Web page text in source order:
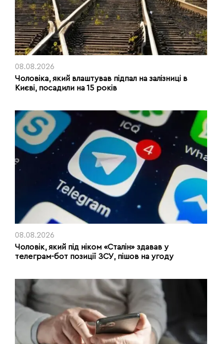
08.08.2026
Чоловіка, який влаштував підпал на залізниці в
Києві, посадили на 15 років
08.08.2026
Чоловік, який під ніком «Сталін» здавав у
телеграм-бот позиції ЗСУ, пішов на угоду